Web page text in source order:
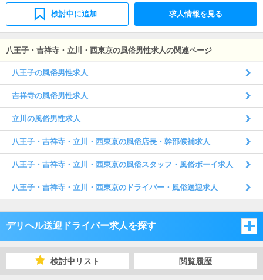
検討中に追加 求人情報を見る
八王子・吉祥寺・立川・西東京の風俗男性求人の関連ページ
八王子の風俗男性求人
吉祥寺の風俗男性求人
立川の風俗男性求人
八王子・吉祥寺・立川・西東京の風俗店長・幹部候補求人
八王子・吉祥寺・立川・西東京の風俗スタッフ・風俗ボーイ求人
八王子・吉祥寺・立川・西東京のドライバー・風俗送迎求人
デリヘル送迎ドライバー求人を探す
東京都
検討中リスト 閲覧履歴